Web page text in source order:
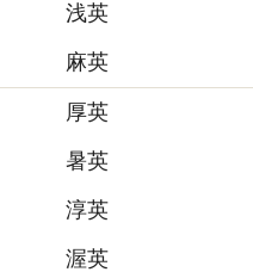
浅英
麻英
厚英
暑英
淳英
渥英